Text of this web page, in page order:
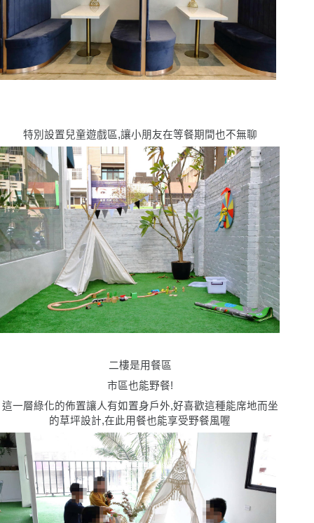
特別設置兒童遊戲區,讓小朋友在等餐期間也不無聊
二樓是用餐區
市區也能野餐!
這一層綠化的佈置讓人有如置身戶外,好喜歡這種能席地而坐
的草坪設計,在此用餐也能享受野餐風喔